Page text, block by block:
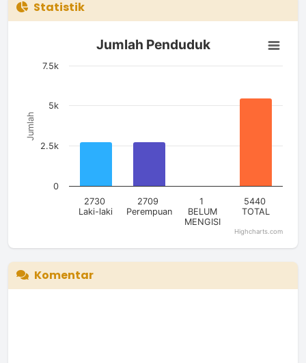
Statistik
Jumlah Penduduk
Bar chart with 4 bars.
The chart has 1 X axis displaying categories.
Jumlah
Jumlah Penduduk
2730
Laki-laki
2709
Perempuan
1
BELUM
MENGISI
5440
TOTAL
0
2.5k
5k
7.5k
Highcharts.com
Komentar